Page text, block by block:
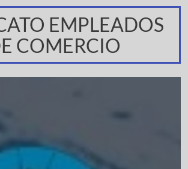
EMPLEADOS
COMERCIO